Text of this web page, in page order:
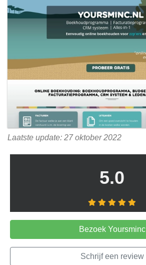
Laatste update: 27 oktober 2022
5.0
Bezoek Yoursminc
Schrijf een review